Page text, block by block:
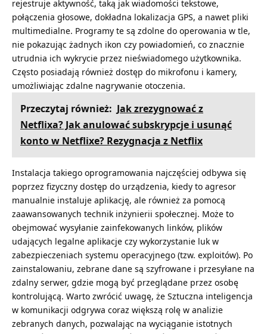
rejestruje aktywność, taką jak wiadomości tekstowe,
połączenia głosowe, dokładna lokalizacja GPS, a nawet pliki
multimedialne. Programy te są zdolne do operowania w tle,
nie pokazując żadnych ikon czy powiadomień, co znacznie
utrudnia ich wykrycie przez nieświadomego użytkownika.
Często posiadają również dostęp do mikrofonu i kamery,
umożliwiając zdalne nagrywanie otoczenia.
Przeczytaj również: Jak zrezygnować z
Netflixa? Jak anulować subskrypcje i usunąć
konto w Netflixe? Rezygnacja z Netflix
Instalacja takiego oprogramowania najczęściej odbywa się
poprzez fizyczny dostęp do urządzenia, kiedy to agresor
manualnie instaluje aplikację, ale również za pomocą
zaawansowanych technik inżynierii społecznej. Może to
obejmować wysyłanie zainfekowanych linków, plików
udających legalne aplikacje czy wykorzystanie luk w
zabezpieczeniach systemu operacyjnego (tzw. exploitów). Po
zainstalowaniu, zebrane dane są szyfrowane i przesyłane na
zdalny serwer, gdzie mogą być przeglądane przez osobę
kontrolującą. Warto zwrócić uwagę, że Sztuczna inteligencja
w komunikacji odgrywa coraz większą rolę w analizie
zebranych danych, pozwalając na wyciąganie istotnych